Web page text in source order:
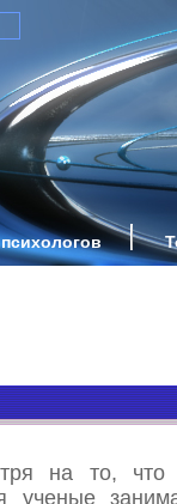
на то, что
ученые